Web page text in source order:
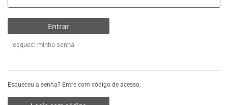
Entrar
esqueci minha senha
Esqueceu a senha? Entre com código de acesso: